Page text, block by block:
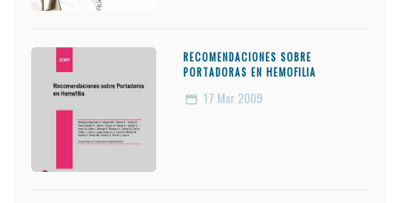
RECOMENDACIONES SOBRE
PORTADORAS EN HEMOFILIA
17 Mar 2009